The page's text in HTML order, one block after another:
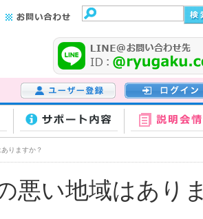
ユーザー登録
ログイン
サポート内容
りますか？
悪い地域はありま